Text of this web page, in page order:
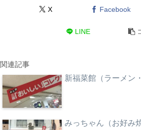
X Facebook
LINE
関連記事
新福菜館（ラーメン
みっちゃん（お好み